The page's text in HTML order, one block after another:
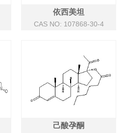
依西美坦
CAS NO: 107868-30-4
己酸孕酮